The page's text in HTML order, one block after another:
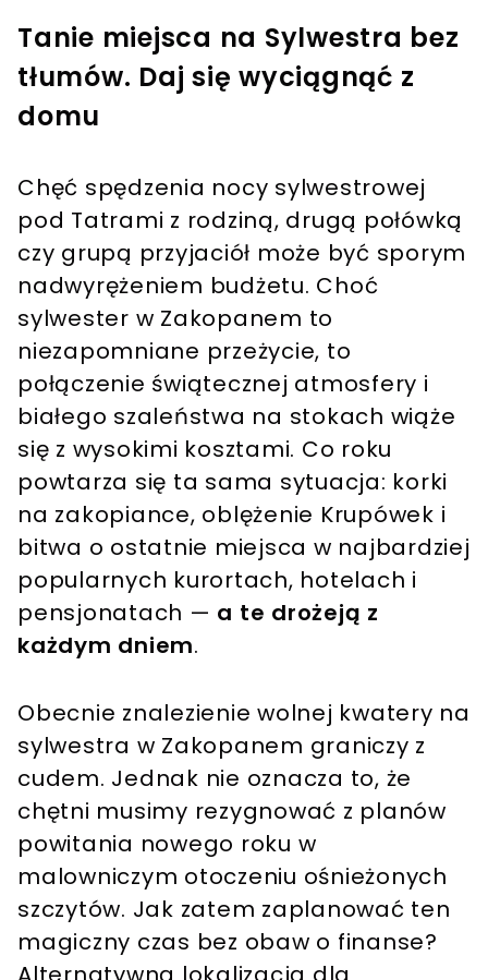
Tanie miejsca na Sylwestra bez
tłumów. Daj się wyciągnąć z
domu
Chęć spędzenia nocy sylwestrowej
pod Tatrami z rodziną, drugą połówką
czy grupą przyjaciół może być sporym
nadwyrężeniem budżetu. Choć
sylwester w Zakopanem to
niezapomniane przeżycie, to
połączenie świątecznej atmosfery i
białego szaleństwa na stokach wiąże
się z wysokimi kosztami. Co roku
powtarza się ta sama sytuacja: korki
na zakopiance, oblężenie Krupówek i
bitwa o ostatnie miejsca w najbardziej
popularnych kurortach, hotelach i
pensjonatach — a te drożeją z
każdym dniem.
Obecnie znalezienie wolnej kwatery na
sylwestra w Zakopanem graniczy z
cudem. Jednak nie oznacza to, że
chętni musimy rezygnować z planów
powitania nowego roku w
malowniczym otoczeniu ośnieżonych
szczytów. Jak zatem zaplanować ten
magiczny czas bez obaw o finanse?